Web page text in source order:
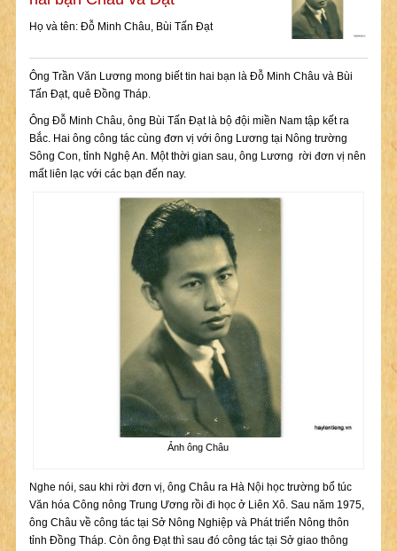
Họ và tên: Đỗ Minh Châu, Bùi Tấn Đạt
Ông Trần Văn Lương mong biết tin hai bạn là Đỗ Minh Châu và Bùi
Tấn Đạt, quê Đồng Tháp.
Ông Đỗ Minh Châu, ông Bùi Tấn Đạt là bộ đội miền Nam tập kết ra
Bắc. Hai ông công tác cùng đơn vị với ông Lương tại Nông trường
Sông Con, tỉnh Nghệ An. Một thời gian sau, ông Lương rời đơn vị nên
mất liên lạc với các bạn đến nay.
Ảnh ông Châu
Nghe nói, sau khi rời đơn vị, ông Châu ra Hà Nội học trường bổ túc
Văn hóa Công nông Trung Ương rồi đi học ở Liên Xô. Sau năm 1975,
ông Châu về công tác tại Sở Nông Nghiệp và Phát triển Nông thôn
tỉnh Đồng Tháp. Còn ông Đạt thì sau đó công tác tại Sở giao thông